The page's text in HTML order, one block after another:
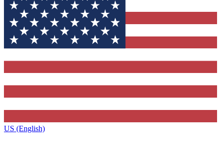
US (English)